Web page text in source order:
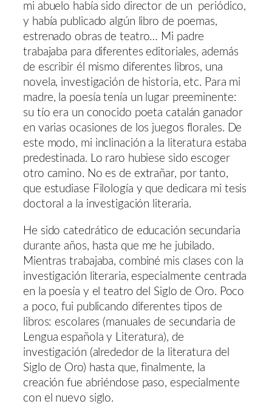
mi abuelo había sido director de un periódico,
y había publicado algún libro de poemas,
estrenado obras de teatro… Mi padre
trabajaba para diferentes editoriales, además
de escribir él mismo diferentes libros, una
novela, investigación de historia, etc. Para mi
madre, la poesía tenía un lugar preeminente:
su tío era un conocido poeta catalán ganador
en varias ocasiones de los juegos florales. De
este modo, mi inclinación a la literatura estaba
predestinada. Lo raro hubiese sido escoger
otro camino. No es de extrañar, por tanto,
que estudiase Filología y que dedicara mi tesis
doctoral a la investigación literaria.
He sido catedrático de educación secundaria
durante años, hasta que me he jubilado.
Mientras trabajaba, combiné mis clases con la
investigación literaria, especialmente centrada
en la poesía y el teatro del Siglo de Oro. Poco
a poco, fui publicando diferentes tipos de
libros: escolares (manuales de secundaria de
Lengua española y Literatura), de
investigación (alrededor de la literatura del
Siglo de Oro) hasta que, finalmente, la
creación fue abriéndose paso, especialmente
con el nuevo siglo.